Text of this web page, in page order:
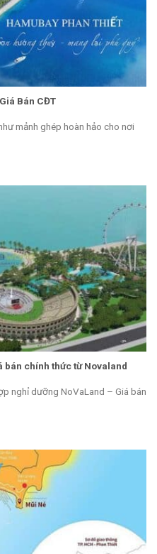
Bán CĐT
mảnh ghép hoàn hảo cho nơi
bán chính thức từ Novaland
nghỉ dưỡng NoVaLand – Giá bán